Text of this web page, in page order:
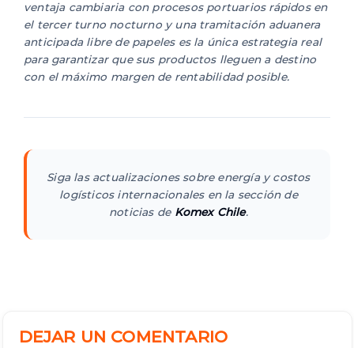
ventaja cambiaria con procesos portuarios rápidos en
el tercer turno nocturno y una tramitación aduanera
anticipada libre de papeles es la única estrategia real
para garantizar que sus productos lleguen a destino
con el máximo margen de rentabilidad posible.
Siga las actualizaciones sobre energía y costos
logísticos internacionales en la sección de
noticias de Komex Chile.
DEJAR UN COMENTARIO